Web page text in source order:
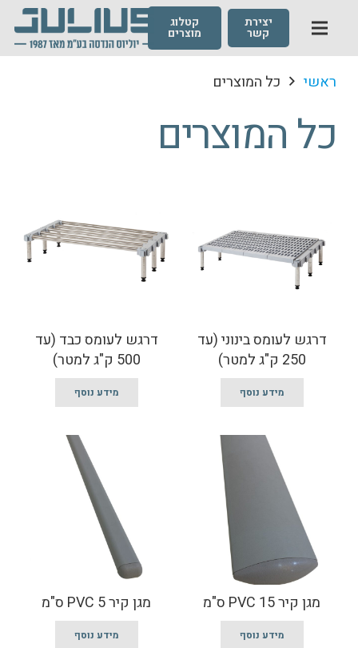
יצירת
קשר
קטלוג
מוצרים
ראשי כל המוצרים
כל המוצרים
דרגש לעומס בינוני (עד
250 ק"ג למטר)
מידע נוסף
דרגש לעומס כבד (עד
500 ק"ג למטר)
מידע נוסף
מגן קיר PVC 15 ס"מ
מידע נוסף
מגן קיר PVC 5 ס"מ
מידע נוסף